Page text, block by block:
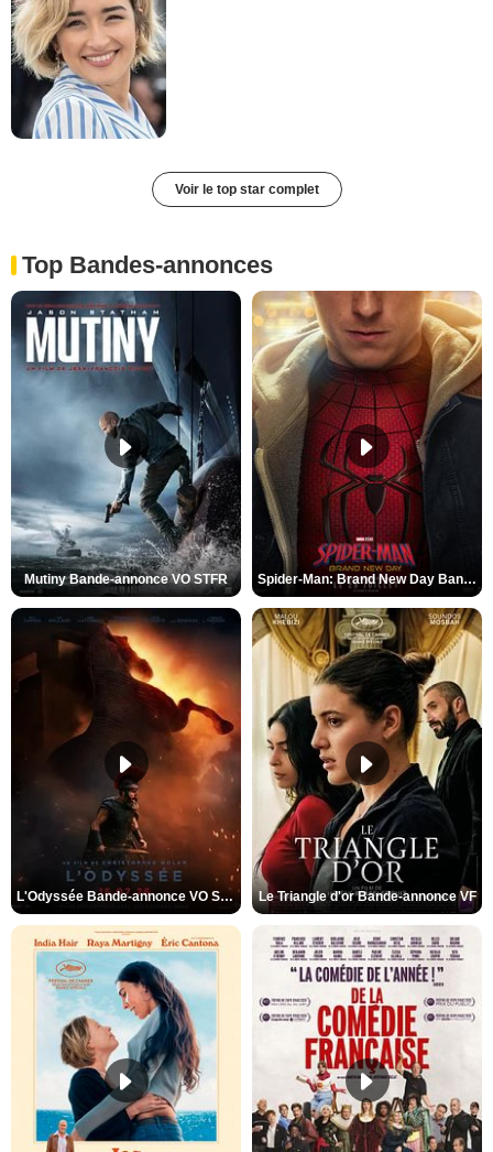
Voir le top star complet
Top Bandes-annonces
Mutiny Bande-annonce VO STFR Spider-Man: Brand New Day Bande-annonce VO STFR
L'Odyssée Bande-annonce VO STFR Le Triangle d'or Bande-annonce VF